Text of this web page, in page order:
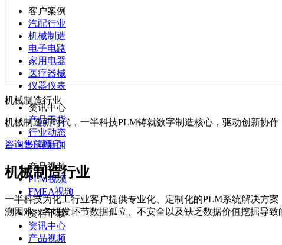
客户案例
汽配行业
机械制造
电子电路
家用电器
医疗器械
仪器仪表
资讯中心
产品干货
行业动态
公司新闻
产品视频
PLM视频
FMEA视频
资料下载
资讯中心
产品视频
机械制造行业
机械制造新时代，一半科技PLM铸就数字制造核心，驱动创新协作
咨询售前顾问
机械制造行业
一半科技为化工行业客户提供专业化、定制化的PLM系统解决方
溯困难、各研发环节数据孤立、不安全以及缺乏数据价值挖掘导致